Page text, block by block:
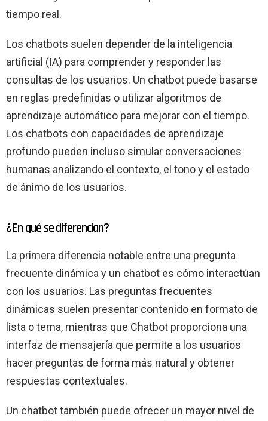
tiempo real.
Los chatbots suelen depender de la inteligencia
artificial (IA) para comprender y responder las
consultas de los usuarios. Un chatbot puede basarse
en reglas predefinidas o utilizar algoritmos de
aprendizaje automático para mejorar con el tiempo.
Los chatbots con capacidades de aprendizaje
profundo pueden incluso simular conversaciones
humanas analizando el contexto, el tono y el estado
de ánimo de los usuarios.
¿En qué se diferencian?
La primera diferencia notable entre una pregunta
frecuente dinámica y un chatbot es cómo interactúan
con los usuarios. Las preguntas frecuentes
dinámicas suelen presentar contenido en formato de
lista o tema, mientras que Chatbot proporciona una
interfaz de mensajería que permite a los usuarios
hacer preguntas de forma más natural y obtener
respuestas contextuales.
Un chatbot también puede ofrecer un mayor nivel de